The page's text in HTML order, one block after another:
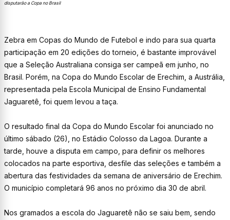
disputarão a Copa no Brasil
Zebra em Copas do Mundo de Futebol e indo para sua quarta
participação em 20 edições do torneio, é bastante improvável
que a Seleção Australiana consiga ser campeã em junho, no
Brasil. Porém, na Copa do Mundo Escolar de Erechim, a Austrália,
representada pela Escola Municipal de Ensino Fundamental
Jaguaretê, foi quem levou a taça.
O resultado final da Copa do Mundo Escolar foi anunciado no
último sábado (26), no Estádio Colosso da Lagoa. Durante a
tarde, houve a disputa em campo, para definir os melhores
colocados na parte esportiva, desfile das seleções e também a
abertura das festividades da semana de aniversário de Erechim.
O município completará 96 anos no próximo dia 30 de abril.
Nos gramados a escola do Jaguaretê não se saiu bem, sendo